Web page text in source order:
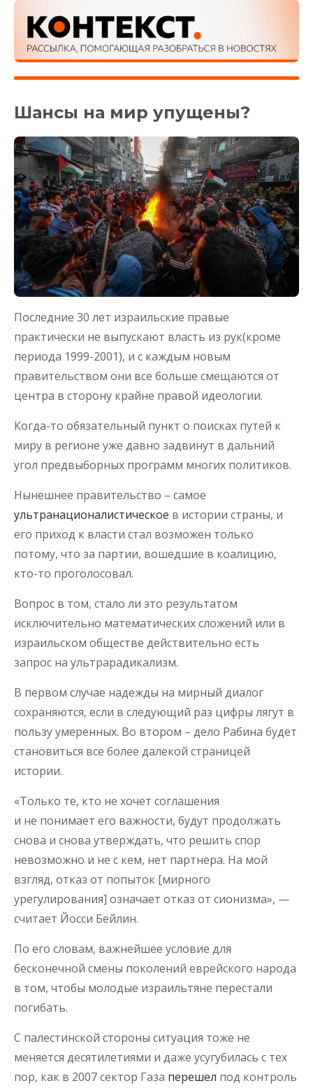
Шансы на мир упущены?
Последние 30 лет израильские правые
практически не выпускают власть из рук(кроме
периода 1999-2001), и с каждым новым
правительством они все больше смещаются от
центра в сторону крайне правой идеологии.
Когда-то обязательный пункт о поисках путей к
миру в регионе уже давно задвинут в дальний
угол предвыборных программ многих политиков.
Нынешнее правительство – самое
ультранационалистическое в истории страны, и
его приход к власти стал возможен только
потому, что за партии, вошедшие в коалицию,
кто-то проголосовал.
Вопрос в том, стало ли это результатом
исключительно математических сложений или в
израильском обществе действительно есть
запрос на ультрарадикализм.
В первом случае надежды на мирный диалог
сохраняются, если в следующий раз цифры лягут в
пользу умеренных. Во втором – дело Рабина будет
становиться все более далекой страницей
истории.
«Только те, кто не хочет соглашения
и не понимает его важности, будут продолжать
снова и снова утверждать, что решить спор
невозможно и не с кем, нет партнера. На мой
взгляд, отказ от попыток [мирного
урегулирования] означает отказ от сионизма», —
считает Йосси Бейлин.
По его словам, важнейшее условие для
бесконечной смены поколений еврейского народа
в том, чтобы молодые израильтяне перестали
погибать.
С палестинской стороны ситуация тоже не
меняется десятилетиями и даже усугубилась с тех
пор, как в 2007 сектор Газа перешел под контроль